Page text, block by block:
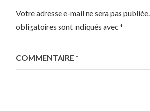
Votre adresse e-mail ne sera pas publiée.
obligatoires sont indiqués avec *
COMMENTAIRE *